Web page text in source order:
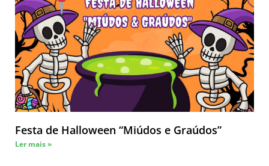
Festa de Halloween “Miúdos e Graúdos”
Ler mais »